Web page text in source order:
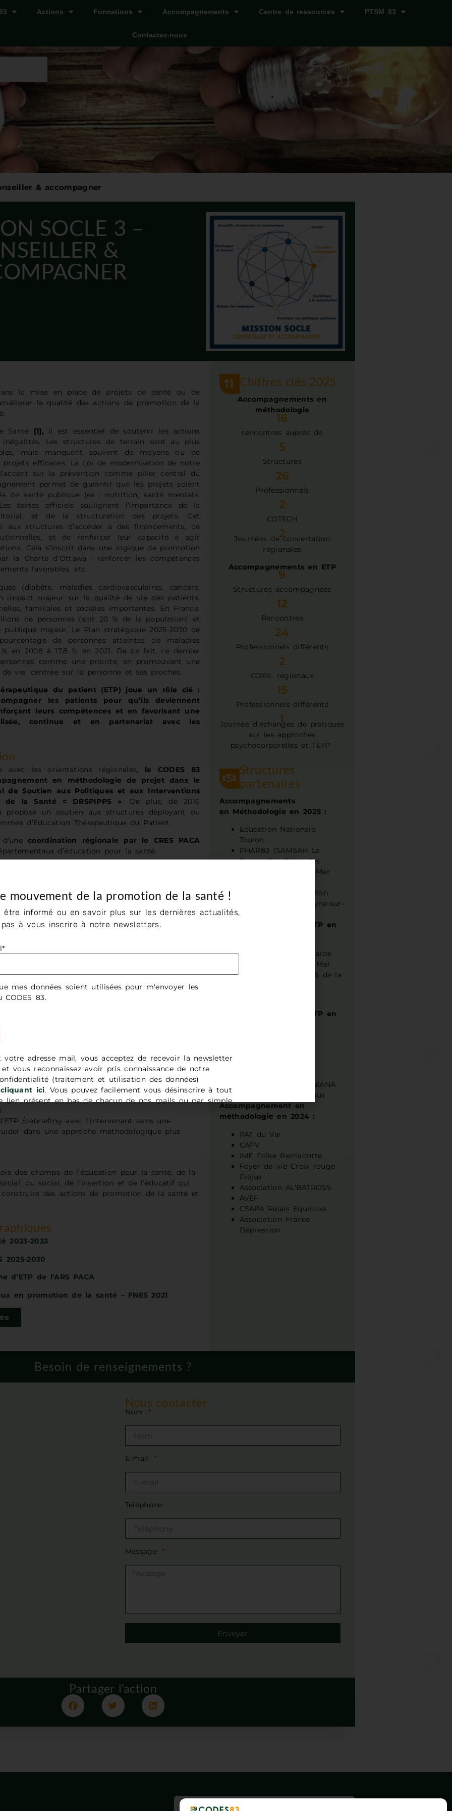
Actions Formations Accompagnements Centre de ressources PTSM 83
Contactez-nous
& accompagner
SOCLE 3 –
&
la mise en place de projets de santé ou de
la qualité des actions de promotion de la
Santé [1], il est essentiel de soutenir les actions
Les structures de terrain sont au plus
mais manquent souvent de moyens ou de
efficaces. La Loi de modernisation de notre
sur la prévention comme pilier central du
permet de garantir que les projets soient
de santé publique (ex : nutrition, santé mentale,
textes officiels soulignent l’importance de la
et de la structuration des projets. Cet
aux structures d’accéder à des financements, de
et de renforcer leur capacité à agir
Cela s’inscrit dans une logique de promotion
la Charte d’Ottawa : renforcer les compétences
favorables, etc.
(diabète, maladies cardiovasculaires, cancers,
impact majeur sur la qualité de vie des patients,
familiales et sociales importantes. En France,
de personnes (soit 20 % de la population) et
majeur. Le Plan stratégique 2025-2030 de
de personnes atteintes de maladies
en 2008 à 17,8 % en 2021. De ce fait, ce dernier
comme une priorité, en promouvant une
vie, centrée sur la personne et ses proches.
du patient (ETP) joue un rôle clé :
les patients pour qu’ils deviennent
leurs compétences et en favorisant une
continue et en partenariat avec les
avec les orientations régionales, le CODES 83
en méthodologie de projet dans le
de Soutien aux Politiques et aux Interventions
la Santé = DRSPIPPS ». De plus, de 2016
proposé un soutien aux structures déployant ou
d’Education Thérapeutique du Patient.
coordination régionale par le CRES PACA
d’éducation pour la santé.
et Promotion de la Santé de l’ARS PACA
prévention innovante, ambitieuse et adaptée
d’évolution de ses missions afin de renforcer
la santé, donnant ainsi naissance en 2025 au
projet s’articule autour de 7 sous-actions
partie la « Mission socle 3 – Conseiller &
ont des objectifs et une finalité commune :
les professionnels varois sur deux thématiques
de projets et en ETP
axes d’accompagnement proposés :
ou de renouvellement et
étapes du programme
pédagogiques et le choix des outils
des expériences ou encore le développement
/débriefing avec l’intervenant dans une
dans une approche méthodologique plus
des champs de l’éducation pour la santé, de la
du social, de l’insertion et de l’éducatif qui
construire des actions de promotion de la santé et
2023-2033
2025-2030
de l’ARS PACA
en promotion de la santé – FNES 2021
Chiffres clés 2025
Accompagnements en
méthodologie
rencontres auprès de​
16
Structures
5
Professionnels
26
COTECH
2
2
Journées de concertation
régionales
Accompagnements en ETP
Structures accompagnées
9
Rencontres
12
Professionnels différents
24
COPIL régionaux
2
Professionnels différents
15
1
Journée d’échanges de pratiques
sur les approches
psychocorporelles et l’ETP
Structures
partenaires
Accompagnements
en Méthodologieen 2025 :
Education Nationale,
Toulon
PHAR83 (SAMSAH La
Passerelle), Brignoles
APEA, La Seyne-sur-Mer
Association Mon ballon
Mon cerveau, La Seyne-sur-
mer
Accompagnement en ETP en
3 C Var ouest, La Garde
Air2O, La Seyne-sur-Mer
Centre de l’obésité & de la
Accompagnement en ETP en
IRF OLBIA POMPONIANA
Professionnels libéraux
Accompagnement en
méthodologie en 2024 :
PAT du Var
CAPV
IME Folke Bernadotte
Foyer de vie Croix rouge
Fréjus
Association AL’BATROSS
AVEF
CSAPA Relais Equinoxe
Association France
Dépression
Besoin de renseignements ?
Nous contacter
Nom
E-mail
Téléphone
Message
Envoyer
Partager l'action
mouvement de la promotion de la santé !
être informé ou en savoir plus sur les dernières actualités,
pas à vous inscrire à notre newsletters.
mes données soient utilisées pour m'envoyer les
CODES 83.
votre adresse mail, vous acceptez de recevoir la newsletter
et vous reconnaissez avoir pris connaissance de notre
(traitement et utilisation des données)
cliquant ici. Vous pouvez facilement vous désinscrire à tout
lien présent en bas de chacun de nos mails ou par simple